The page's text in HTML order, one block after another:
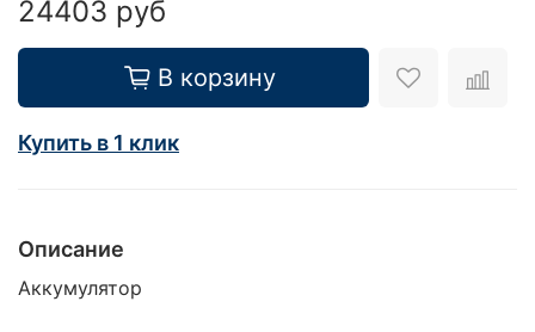
24403 руб
В корзину
Купить в 1 клик
Описание
Аккумулятор